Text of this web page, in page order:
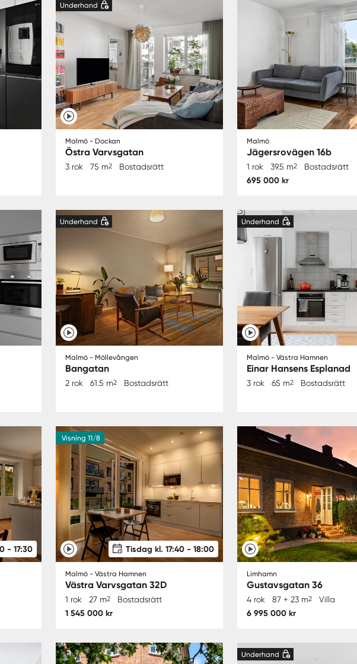
Underhand
Malmö - Dockan
Östra Varvsgatan
3 rok 75 m2 Bostadsrätt
Malmö
Jägersrovägen 16b
1 rok 39.5 m2 Bostadsrätt
695 000 kr
Underhand
Malmö - Möllevången
Bangatan
2 rok 61.5 m2 Bostadsrätt
Underhand
Malmö - Västra Hamnen
Einar Hansens Esplanad
3 rok 65 m2 Bostadsrätt
- 17:30
Visning 11/8
Tisdag kl. 17:40 - 18:00
Malmö - Västra Hamnen
Västra Varvsgatan 32D
1 rok 27 m2 Bostadsrätt
1 545 000 kr
Limhamn
Gustavsgatan 36
4 rok 87 + 23 m2 Villa
6 995 000 kr
Underhand